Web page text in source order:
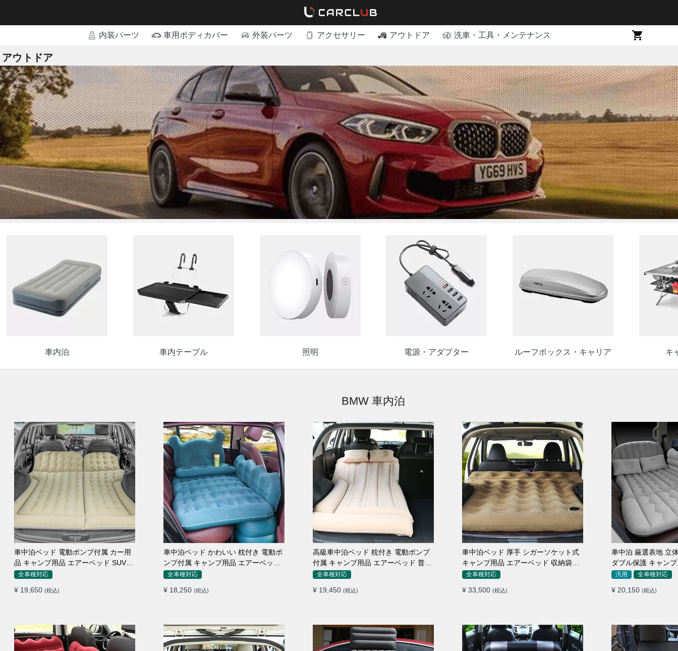
内装パーツ 車用ボディカバー 外装パーツ アクセサリー アウトドア 洗車・工具・メンテナンス
アウトドア
車内泊 車内テーブル 照明 電源・アダプター ルーフボックス・キャリア キ
BMW 車内泊
車中泊ベッド 電動ポンプ付属 カー用
品 キャンプ用品 エアーベッド SUV車
普通車適用
全車種対応
¥ 19,650 (税込)
車中泊ベッド かわいい 枕付き 電動ポ
ンプ付属 キャンプ用品 エアーベッド
普通車 SUV
全車種対応
¥ 18,250 (税込)
高級車中泊ベッド 枕付き 電動ポンプ
付属 キャンプ用品 エアーベッド 普通
車 SUV
全車種対応
¥ 19,450 (税込)
車中泊ベッド 厚手 シガーソケット式
キャンプ用品 エアーベッド 収納袋付
き 普通車 SUV適用
全車種対応
¥ 33,500 (税込)
車中泊 厳選表地 立
ダブル保護 キャン
付簡単 全車種 エア
汎用 全車種対応
¥ 20,150 (税込)